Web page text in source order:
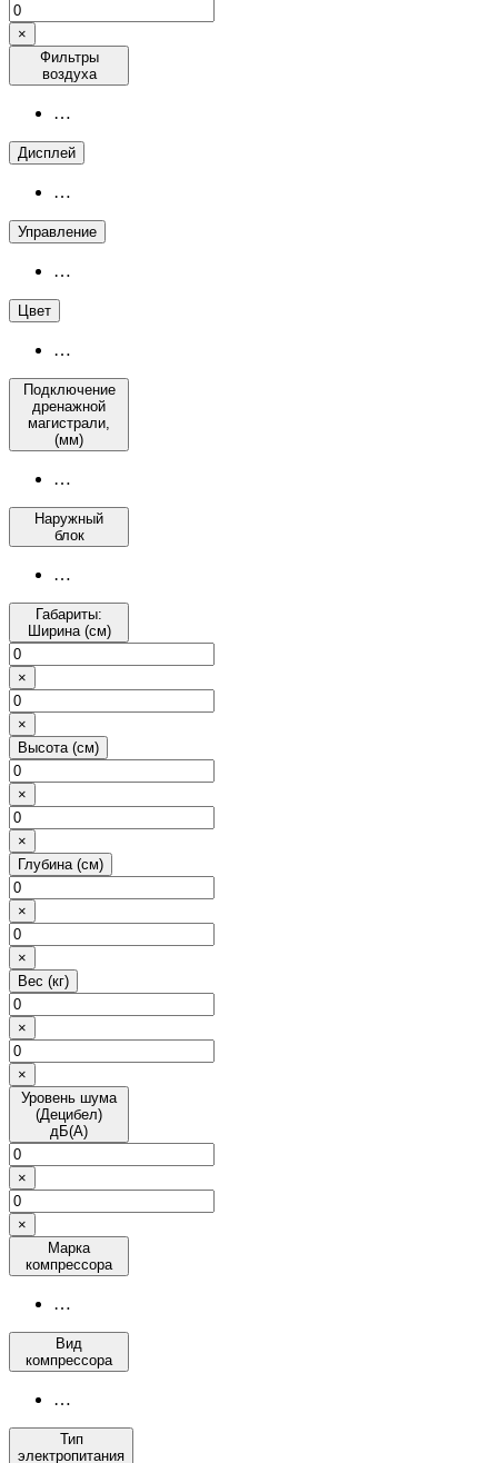
×
Фильтры
воздуха
…
Дисплей
…
Управление
…
Цвет
…
Подключение
дренажной
магистрали,
(мм)
…
Наружный
блок
…
Габариты:
Ширина (см)
×
×
Высота (см)
×
×
Глубина (см)
×
×
Вес (кг)
×
×
Уровень шума
(Децибел)
дБ(А)
×
×
Марка
компрессора
…
Вид
компрессора
…
Тип
электропитания